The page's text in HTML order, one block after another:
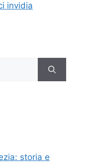
invidia
storia e